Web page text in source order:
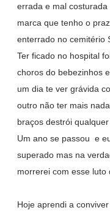
errada e mal
marca que tenho o
enterrado no cemitério
Ter ficado no hospital
choros do bebezinhos
um dia te ver grávida
outro não ter mais
braços destrói qualquer
Um ano se passou e
superado mas na
morrerei com esse luto
Hoje aprendi a